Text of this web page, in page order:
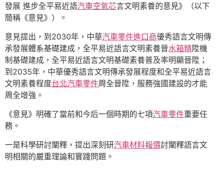
發展 進步全平易近語汽車空氣芯言文明素養的意見》（以下
簡稱《意見》）。
意見提出，到2030年，中華汽車零件進口商優秀語言文明傳
承發展體系基礎建成，全平易近語言文明素養晉水箱精陞機
制基礎建成，全平易近語言文明基礎素養普及率明顯晉陞；
到2035年，中華優秀語言文明傳承發展程度和全平易近語言
文明素養程度台北汽車零件周全晉陞，服務強國建設的才能
周全增強。
《意見》明確了當前和今后一個時期的七項汽車零件重要任
務。
一是科學研討闡釋，提出深刻研汽車材料報價討闡釋語言文
明相關的嚴重理論和實踐問題。